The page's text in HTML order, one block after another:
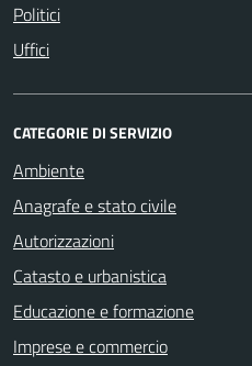
Politici
Uffici
CATEGORIE DI SERVIZIO
Ambiente
Anagrafe e stato civile
Autorizzazioni
Catasto e urbanistica
Educazione e formazione
Imprese e commercio